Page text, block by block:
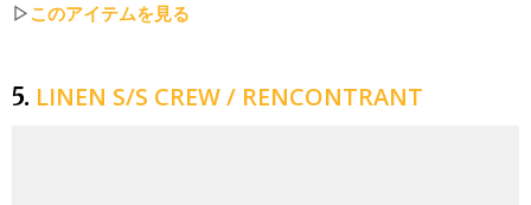
▷このアイテムを見る
5. LINEN S/S CREW / RENCONTRANT